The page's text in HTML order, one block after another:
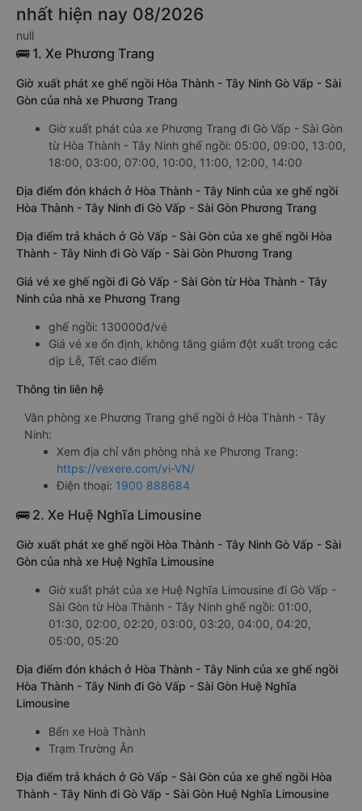
nhất hiện nay 08/2026
null
🚌 1. Xe Phương Trang
Giờ xuất phát xe ghế ngồi Hòa Thành - Tây Ninh Gò Vấp - Sài
Gòn của nhà xe Phương Trang
Giờ xuất phát của xe Phương Trang đi Gò Vấp - Sài Gòn
từ Hòa Thành - Tây Ninh ghế ngồi: 05:00, 09:00, 13:00,
18:00, 03:00, 07:00, 10:00, 11:00, 12:00, 14:00
Địa điểm đón khách ở Hòa Thành - Tây Ninh của xe ghế ngồi
Hòa Thành - Tây Ninh đi Gò Vấp - Sài Gòn Phương Trang
Địa điểm trả khách ở Gò Vấp - Sài Gòn của xe ghế ngồi Hòa
Thành - Tây Ninh đi Gò Vấp - Sài Gòn Phương Trang
Giá vé xe ghế ngồi đi Gò Vấp - Sài Gòn từ Hòa Thành - Tây
Ninh của nhà xe Phương Trang
ghế ngồi: 130000đ/vé
Giá vé xe ổn định, không tăng giảm đột xuất trong các
dịp Lễ, Tết cao điểm
Thông tin liên hệ
Văn phòng xe Phương Trang ghế ngồi ở Hòa Thành - Tây
Ninh:
Xem địa chỉ văn phòng nhà xe Phương Trang:
https://vexere.com/vi-VN/
Điện thoại: 1900 888684
🚌 2. Xe Huệ Nghĩa Limousine
Giờ xuất phát xe ghế ngồi Hòa Thành - Tây Ninh Gò Vấp - Sài
Gòn của nhà xe Huệ Nghĩa Limousine
Giờ xuất phát của xe Huệ Nghĩa Limousine đi Gò Vấp -
Sài Gòn từ Hòa Thành - Tây Ninh ghế ngồi: 01:00,
01:30, 02:00, 02:20, 03:00, 03:20, 04:00, 04:20,
05:00, 05:20
Địa điểm đón khách ở Hòa Thành - Tây Ninh của xe ghế ngồi
Hòa Thành - Tây Ninh đi Gò Vấp - Sài Gòn Huệ Nghĩa
Limousine
Bến xe Hoà Thành
Trạm Trường Ân
Địa điểm trả khách ở Gò Vấp - Sài Gòn của xe ghế ngồi Hòa
Thành - Tây Ninh đi Gò Vấp - Sài Gòn Huệ Nghĩa Limousine